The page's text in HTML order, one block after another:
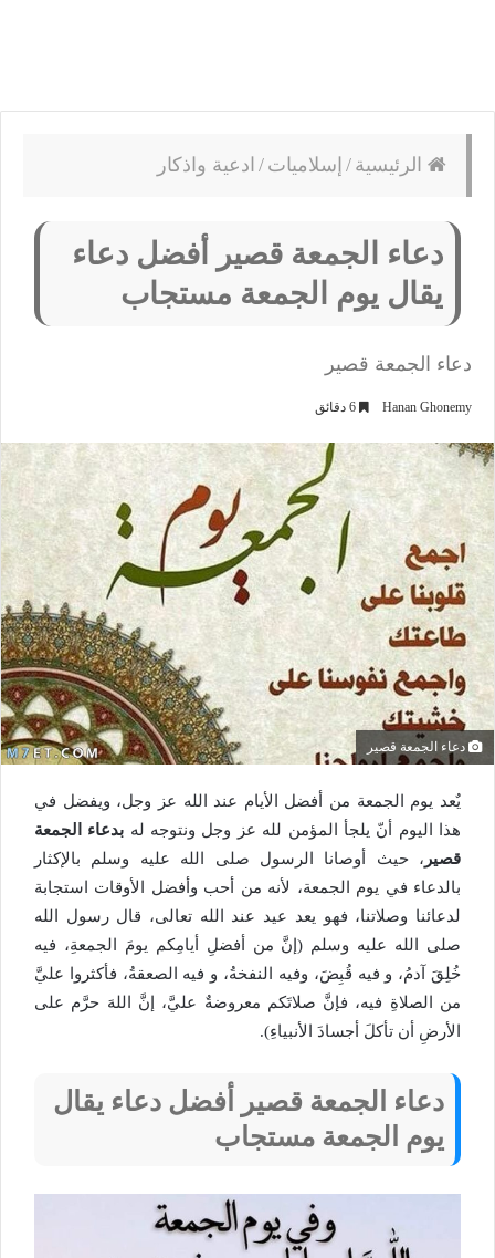
الرئيسية / إسلاميات / ادعية واذكار
دعاء الجمعة قصير أفضل دعاء
يقال يوم الجمعة مستجاب
دعاء الجمعة قصير
Hanan Ghonemy
دعاء الجمعة قصير
يٌعد يوم الجمعة من أفضل الأيام عند الله عز وجل، ويفضل في
هذا اليوم أنّ يلجأ المؤمن لله عز وجل ونتوجه له بدعاء الجمعة
قصير ، حيث أوصانا الرسول صلى الله عليه وسلم بالإكثار
بالدعاء في يوم الجمعة، لأنه من أحب وأفضل الأوقات استجابة
لدعائنا وصلاتنا، فهو يعد عيد عند الله تعالى، قال رسول الله
صلى الله عليه وسلم (إنَّ من أفضلِ أيامِكم يومَ الجمعةِ، فيه
خُلِقَ آدمُ، و فيه قُبِضَ، وفيه النفخةُ، و فيه الصعقةُ، فأكثروا عليَّ
من الصلاةِ فيه، فإنَّ صلاتَكم معروضةٌ عليَّ، إنَّ اللهَ حرَّم على
الأرضِ أن تأكلَ أجسادَ الأنبياءِ).
دعاء الجمعة قصير أفضل دعاء يقال
يوم الجمعة مستجاب